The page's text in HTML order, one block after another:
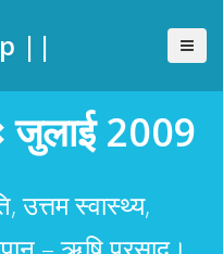
||
जुलाई 2009
उत्तम स्वास्थ्य,